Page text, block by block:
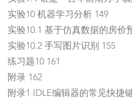
实验10 机器学习分析 149
实验10.1 基于仿真数据的房价
实验10.2 手写图片识别 155
练习题10 161
附录 162
附录1 IDLE编辑器的常见快捷